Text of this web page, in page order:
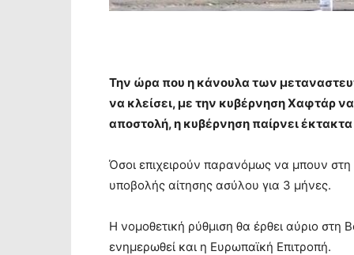
Την ώρα που η κάνουλα των
να κλείσει, με την κυβέρνηση Χαφτάρ
αποστολή, η κυβέρνηση παίρνει
Όσοι επιχειρούν παρανόμως να μπουν
υποβολής αίτησης ασύλου για 3 μήνες.
Η νομοθετική ρύθμιση θα έρθει αύριο
ενημερωθεί και η Ευρωπαϊκή Επιτροπή.